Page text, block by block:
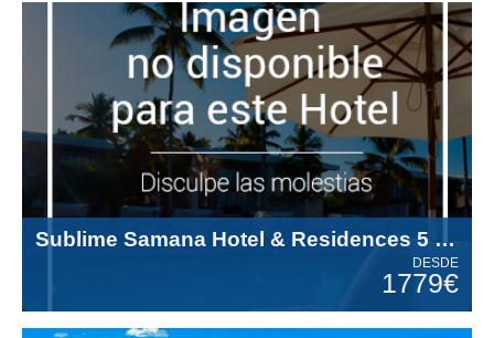
Sublime Samana Hotel & Residences 5 Estrellas
DESDE
1779€